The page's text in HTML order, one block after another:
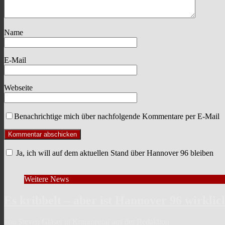
Name
E-Mail
Webseite
Benachrichtige mich über nachfolgende Kommentare per E-Mail
Ja, ich will auf dem aktuellen Stand über Hannover 96 bleiben
Weitere News